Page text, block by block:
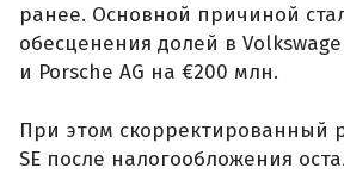
ранее. Основной причиной
обесценения долей в
и Porsche AG на €200 млн.
При этом скорректированный
SE после налогообложения